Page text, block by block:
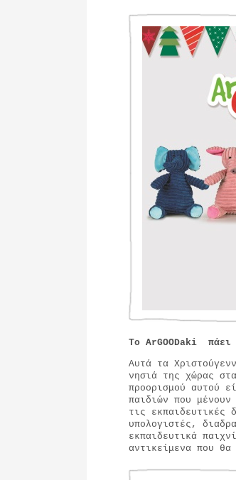
Τo ArGOODaki πάει
Αυτά τα
νησιά της χώρας
προορισμού αυτού
παιδιών που
τις εκπαιδευτικές
υπολογιστές,
εκπαιδευτικά
αντικείμενα που